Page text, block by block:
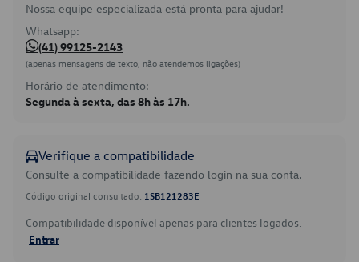
Nossa equipe especializada está pronta para ajudar!
Whatsapp:
(41) 99125-2143
(apenas mensagens de texto, não atendemos ligações)
Horário de atendimento:
Segunda à sexta, das 8h às 17h.
Verifique a compatibilidade
Consulte a compatibilidade fazendo login na sua conta.
Código original consultado: 1SB121283E
Compatibilidade disponível apenas para clientes logados.
Entrar